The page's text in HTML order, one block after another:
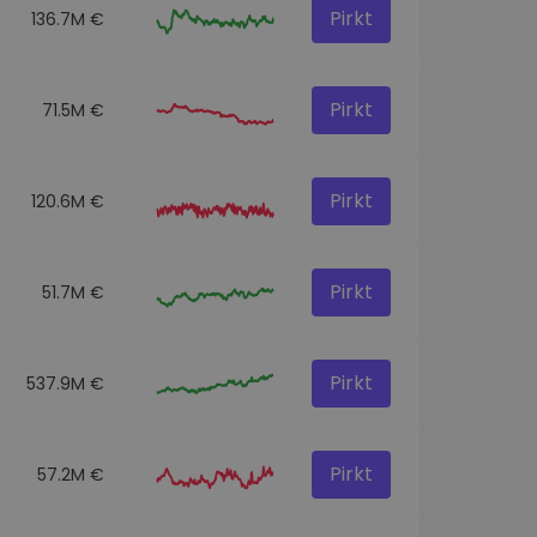
136.7M € Pirkt
71.5M € Pirkt
120.6M € Pirkt
51.7M € Pirkt
537.9M € Pirkt
57.2M € Pirkt